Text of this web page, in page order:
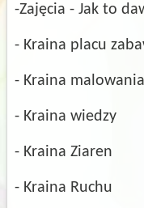
-Zajęcia - Jak to
- Kraina placu
- Kraina
- Kraina wiedzy
- Kraina Ziaren
- Kraina Ruchu